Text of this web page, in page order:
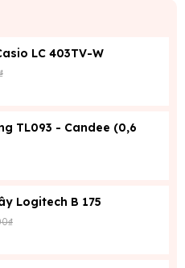
LC 403TV-W
TL093 - Candee (0,6
Logitech B 175